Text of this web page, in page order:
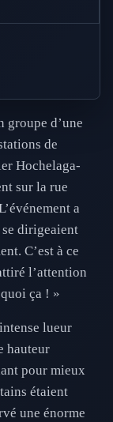
groupe d’une
de
Hochelaga-
sur la rue
a
dirigeaient
C’est à ce
l’attention
ça ! »
lueur
hauteur
pour mieux
étaient
une énorme